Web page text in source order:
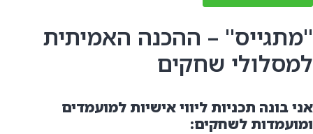
"מתגייס" – ההכנה האמיתית
למסלולי שחקים
אני בונה תכניות ליווי אישיות למועמדים
ומועמדות לשחקים: